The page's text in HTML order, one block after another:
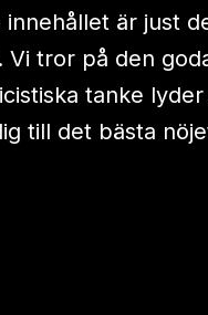
är just
Vi tror på den
tanke
till det bästa